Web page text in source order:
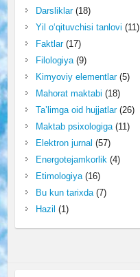
Darsliklar(18)
Yil o‘qituvchisi tanlovi (11)
Faktlar(17)
Filologiya(9)
Kimyoviy elementlar(5)
Mahorat maktabi (18)
Ta’limga oid hujjatlar(26)
Maktab psixologiga(11)
Elektron jurnal (57)
Energotejamkorlik (4)
Etimologiya(16)
Bu kun tarixda(7)
Hazil (1)